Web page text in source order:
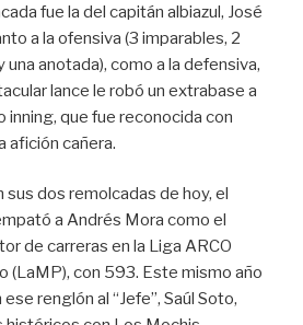
fue la del capitán albiazul, José
a la ofensiva (3 imparables, 2
anotada), como a la defensiva,
lance le robó un extrabase a
inning, que fue reconocida con
afición cañera.
sus dos remolcadas de hoy, el
a Andrés Mora como el
de carreras en la Liga ARCO
(LaMP), con 593. Este mismo año
renglón al “Jefe”, Saúl Soto,